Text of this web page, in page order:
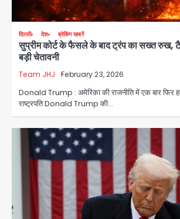
दिल्ली देश ब्रेकिंग खबरें
सुप्रीम कोर्ट के फैसले के बाद ट्रंप का सख्त रुख,
बड़ी चेतावनी
Team JHJ February 23, 2026
Donald Trump : अमेरिका की राजनीति में एक बार फिर
राष्ट्रपति Donald Trump की…स्वतंत्रता दिवस पर
दिल्ली पुलिस मुख्यालय में
Team JHJ
Petrol bomb
Al Hasan’s house:
वर्चुअल प्रेस कॉन्फ्रेंस में
गुस्सा, शाकिब अल हसन के
पेट्रोल बम से हमला
Avinash Kumar